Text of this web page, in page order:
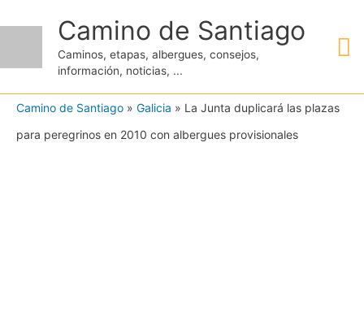
contenido
Camino de Santiago
Caminos, etapas, albergues, consejos,
información, noticias, ...
Camino de Santiago » Galicia » La Junta duplicará las plazas
para peregrinos en 2010 con albergues provisionales